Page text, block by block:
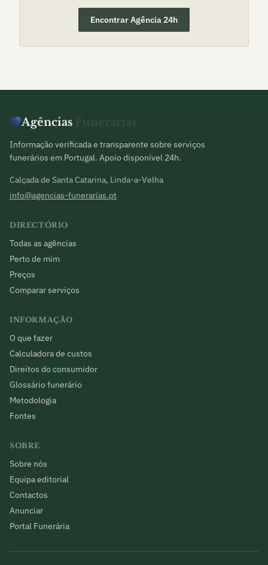
Encontrar Agência 24h
Agências Funerárias
Informação verificada e transparente sobre serviços
funerários em Portugal. Apoio disponível 24h.
Calçada de Santa Catarina, Linda-a-Velha
info@agencias-funerarias.pt
DIRECTÓRIO
Todas as agências
Perto de mim
Preços
Comparar serviços
INFORMAÇÃO
O que fazer
Calculadora de custos
Direitos do consumidor
Glossário funerário
Metodologia
Fontes
SOBRE
Sobre nós
Equipa editorial
Contactos
Anunciar
Portal Funerária